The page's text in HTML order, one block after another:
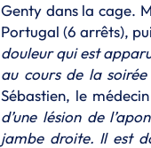
Genty dans la cage.
Portugal (6 arrêts),
douleur qui est
au cours de la
Sébastien, le
d’une lésion de
jambe droite. Il est